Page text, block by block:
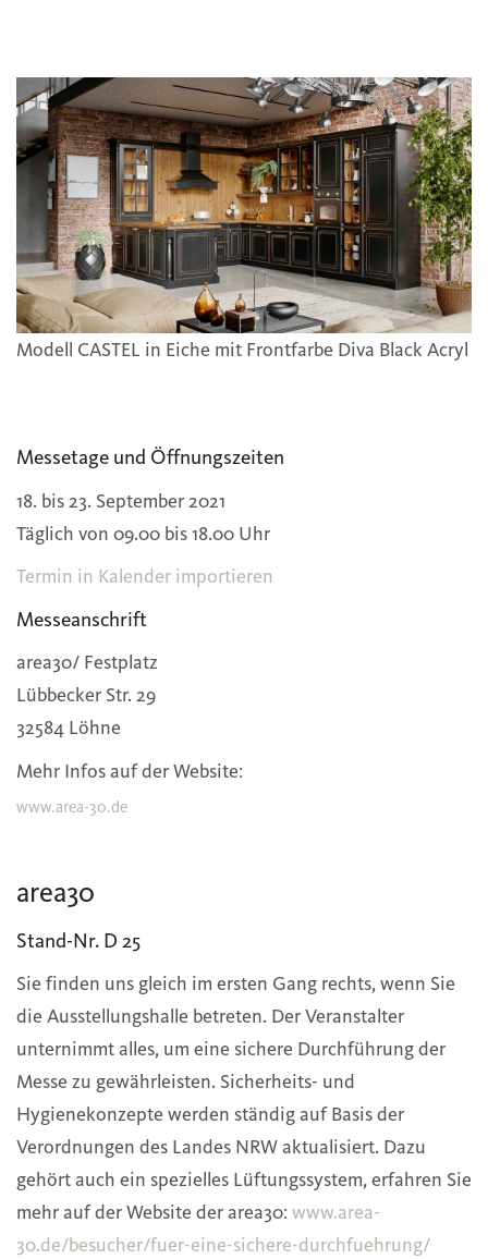
Modell CASTEL in Eiche mit Frontfarbe Diva Black Acryl
Messetage und Öffnungszeiten
18. bis 23. September 2021
Täglich von 09.00 bis 18.00 Uhr
Termin in Kalender importieren
Messeanschrift
area30/ Festplatz
Lübbecker Str. 29
32584 Löhne
Mehr Infos auf der Website:
www.area-30.de
area30
Stand-Nr. D 25
Sie finden uns gleich im ersten Gang rechts, wenn Sie
die Ausstellungshalle betreten. Der Veranstalter
unternimmt alles, um eine sichere Durchführung der
Messe zu gewährleisten. Sicherheits- und
Hygienekonzepte werden ständig auf Basis der
Verordnungen des Landes NRW aktualisiert. Dazu
gehört auch ein spezielles Lüftungssystem, erfahren Sie
mehr auf der Website der area30: www.area-
30.de/besucher/fuer-eine-sichere-durchfuehrung/